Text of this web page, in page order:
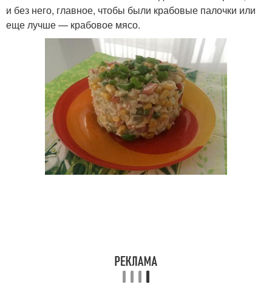
и без него, главное, чтобы были крабовые палочки или
еще лучше — крабовое мясо.